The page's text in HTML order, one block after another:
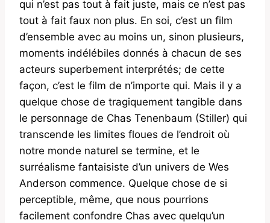
qui n’est pas tout à fait juste, mais ce n’est pas
tout à fait faux non plus. En soi, c’est un film
d’ensemble avec au moins un, sinon plusieurs,
moments indélébiles donnés à chacun de ses
acteurs superbement interprétés; de cette
façon, c’est le film de n’importe qui. Mais il y a
quelque chose de tragiquement tangible dans
le personnage de Chas Tenenbaum (Stiller) qui
transcende les limites floues de l’endroit où
notre monde naturel se termine, et le
surréalisme fantaisiste d’un univers de Wes
Anderson commence. Quelque chose de si
perceptible, même, que nous pourrions
facilement confondre Chas avec quelqu’un